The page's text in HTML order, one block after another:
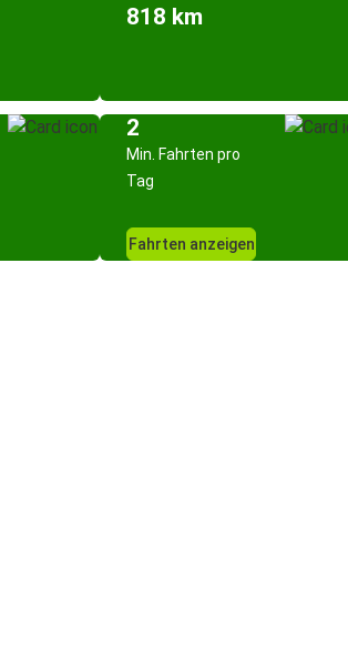
818 km
2
Min. Fahrten pro
Tag
Fahrten anzeigen